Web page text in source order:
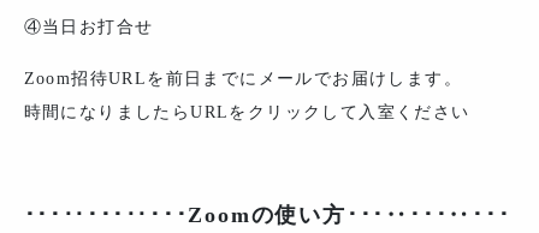
④当日お打合せ
Zoom招待URLを前日までにメールでお届けします。
時間になりましたらURLをクリックして入室ください
･･･‥･･･‥･･･Zoomの使い方･･･‥･･･‥･･･